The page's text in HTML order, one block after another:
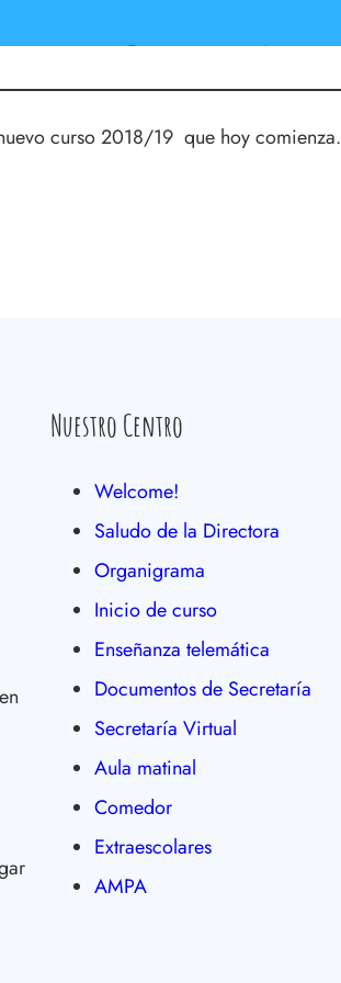
curso 2018/19 que hoy
Nuestro Centro
Welcome!
Saludo de la Directora
Organigrama
Inicio de curso
Enseñanza telemática
Documentos de Secretaría
Secretaría Virtual
Aula matinal
Comedor
Extraescolares
AMPA